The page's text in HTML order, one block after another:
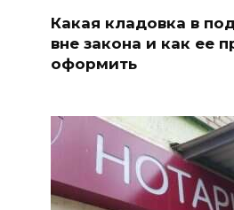
Какая кладовка в
вне закона и как ее
оформить